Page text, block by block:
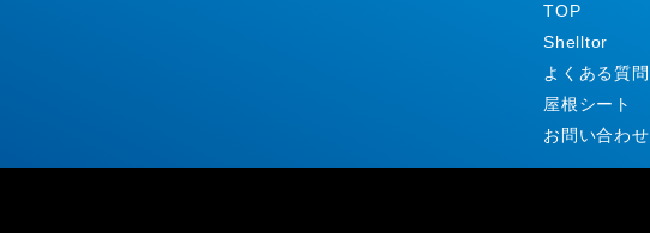
TOP
Shelltor
よくある質問
屋根シート
お問い合わせ